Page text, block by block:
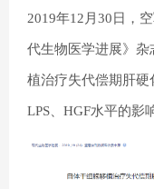
2019年12月30日，
代生物医学进展》
植治疗失代偿期肝
LPS、HGF水平的影